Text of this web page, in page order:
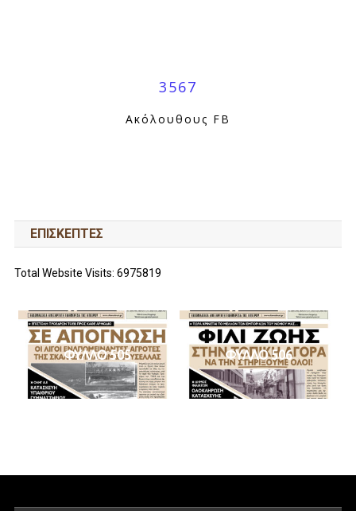
3567
Ακόλουθους FB
ΕΠΙΣΚΕΠΤΕΣ
Total Website Visits: 6975819
ΦΥΛΛΟ 505 ΦΥΛΛΟ 506